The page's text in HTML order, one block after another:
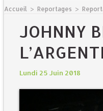
Accueil > Reportages >
JOHNNY
Lundi 25 Juin 2018